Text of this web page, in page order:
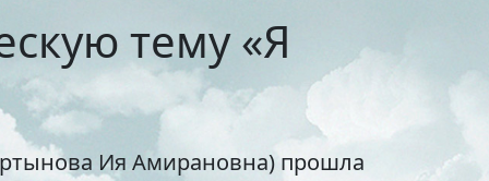
тему «Я
Ия Амирановна) прошла